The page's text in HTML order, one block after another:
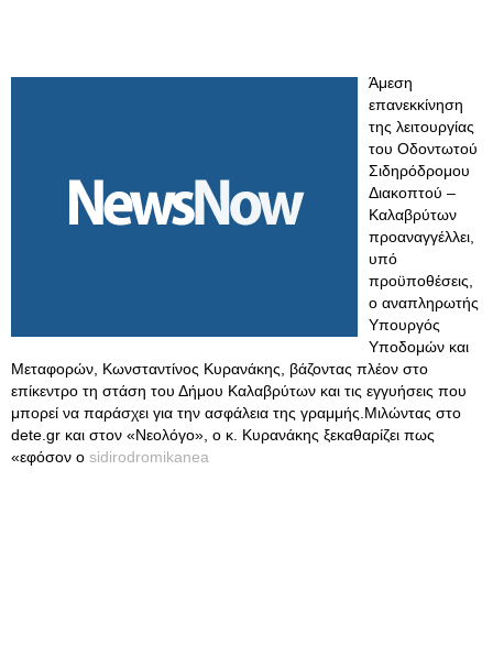
Άμεση
επανεκκίνηση
της λειτουργίας
του Οδοντωτού
Σιδηρόδρομου
Διακοπτού –
Καλαβρύτων
προαναγγέλλει,
υπό
προϋποθέσεις,
ο αναπληρωτής
Υπουργός
Υποδομών και
Μεταφορών, Κωνσταντίνος Κυρανάκης, βάζοντας πλέον στο
επίκεντρο τη στάση του Δήμου Καλαβρύτων και τις εγγυήσεις που
μπορεί να παράσχει για την ασφάλεια της γραμμής.Μιλώντας στο
dete.gr και στον «Νεολόγο», ο κ. Κυρανάκης ξεκαθαρίζει πως
«εφόσον ο sidirodromikanea